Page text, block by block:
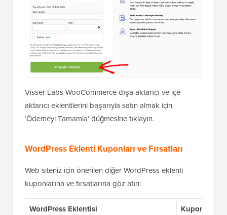
Visser Labs WooCommerce dışa aktarıcı ve içe
aktarıcı eklentilerini başarıyla satın almak için
‘Ödemeyi Tamamla’ düğmesine tıklayın.
WordPress Eklenti Kuponları ve Fırsatları
Web siteniz için önerilen diğer WordPress eklenti
kuponlarına ve fırsatlarına göz atın:
WordPress Eklentisi
Kupon Kodu